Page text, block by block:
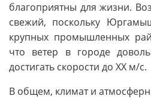
благоприятны для жизни.
свежий, поскольку
крупных промышленных
что ветер в городе
достигать скорости до XX м/с.
В общем, климат и